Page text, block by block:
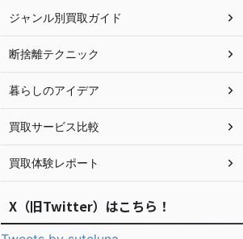
ジャンル別買取ガイド
断捨離テクニック
暮らしのアイデア
買取サービス比較
買取体験レポート
X（旧Twitter）はこちら！